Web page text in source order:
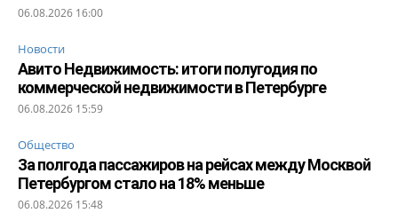
06.08.2026 16:00
Новости
Авито Недвижимость: итоги полугодия по
коммерческой недвижимости в Петербурге
06.08.2026 15:59
Общество
За полгода пассажиров на рейсах между Москвой
Петербургом стало на 18% меньше
06.08.2026 15:48